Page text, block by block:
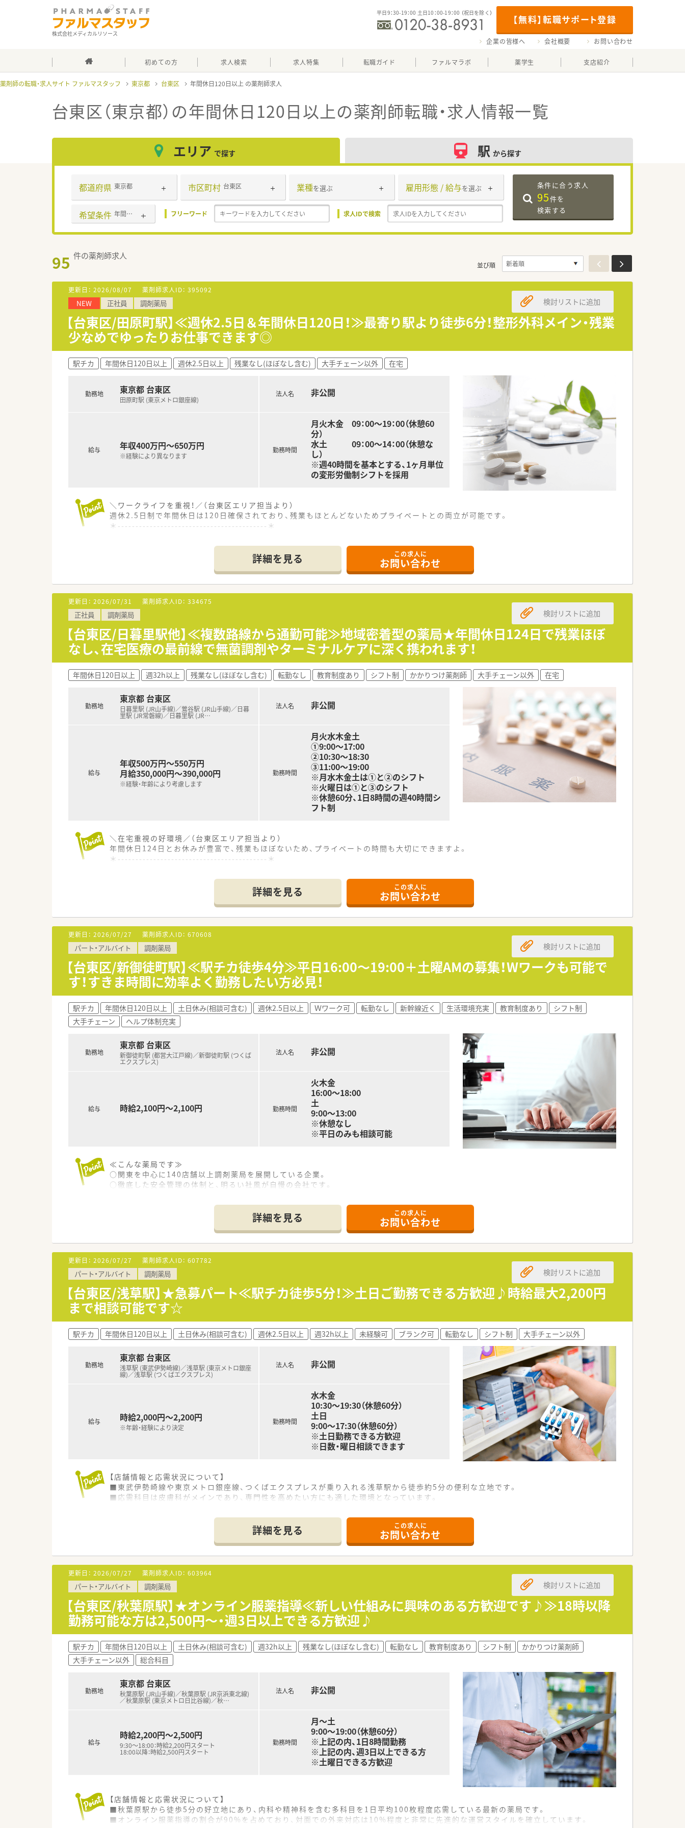
株式会社メディカルリソース
【無料】転職サポート登録
平日9：30-19：00 土日10：00-19：00 （祝日を除く）
企業の皆様へ 会社概要 お問い合わせ
初めての方 求人検索 求人特集 転職ガイド ファルマラボ 薬学生 支店紹介
薬剤師の転職・求人サイト ファルマスタッフ 東京都 台東区 年間休日120日以上
台東区（東京都）の年間休日120日以上の薬剤師転職・求人情報一覧
エリア で探す 駅 から探す
都道府県 東京都 市区町村 台東区 業種を選ぶ 雇用形態 / 給与を選ぶ
希望条件 年間休日120日以上 フリーワード 求人IDで検索
条件に合う求人
95件を
検索する
95 件の薬剤師求人
並び順
更新日： 2026/08/07 薬剤師求人ID： 395092
NEW 正社員 調剤薬局
【台東区/田原町駅】≪週休2.5日＆年間休日120日！≫最寄り駅より徒歩6分！整形外科メイン・残業
少なめでゆったりお仕事できます◎
検討リストに追加
駅チカ 年間休日120日以上 週休2.5日以上 残業なし(ほぼなし含む) 大手チェーン以外 在宅
勤務地 東京都 台東区
田原町駅 (東京メトロ銀座線)
給与 年収400万円～650万円
※経験により異なります
法人名 非公開
勤務時間
月火木金 09：00～19：00（休憩60
分）
水土 09：00～14：00（休憩な
し）
※週40時間を基本とする、1ヶ月単位
の変形労働制シフトを採用
＼ワークライフを重視！／（台東区エリア担当より）
週休2.5日制で年間休日は120日確保されており、残業もほとんどないためプライベートとの両立が可能です。
＊------------------------------------------＊
【店舗情報と応需状況について】
■東京メトロ銀座線の田原町駅から徒歩6分の場所にあり、通勤しやすく近隣の商業施設も利用しやすい便利な立地です。
■整形外科を中心に内科や消化器科などを応需しており、1日の処方箋枚数は約25枚と落ち着いて対応できる環境です。
■常時薬剤師1名と医療事務1名の体制となっており、常勤1名とパート2名の薬剤師が在籍して協力し合っています。
【法人特徴について】
■東京都内を中心として地域に密着した調剤薬局を8店舗展開しており、定期的な転勤がないため腰を据えて働けます。
■今後も的確な出店や店舗の買収を通じてさらなる事業拡大を検討しており、将来的な成長余地を十分に秘めた法人です。
■店舗ごとの独自性や考え方が尊重される社風であり、現場の意見を積極的に取り入れながらより良い運営を目指しています。
【想定される業務内容】
■処方箋に基づく調剤や監査および服薬指導を中心に行っていただき、薬剤師1名体制のため自分のペースで業務を進められます。
■身体が不自由で通院が難しい地域の患者様に対する居宅への在宅業務も行っており、地域医療に貢献する役割を担います。
■日常的な食事に関することや身体づくりに関する健康相談も承っており、患者様の幅広いお悩みに寄り添って対応します。
詳細を見る この求人に
お問い合わせ
更新日： 2026/07/31 薬剤師求人ID： 334675
正社員 調剤薬局
【台東区/日暮里駅他】≪複数路線から通勤可能≫地域密着型の薬局★年間休日124日で残業ほぼ
なし、在宅医療の最前線で無菌調剤やターミナルケアに深く携われます！
検討リストに追加
年間休日120日以上 週32h以上 残業なし(ほぼなし含む) 転勤なし 教育制度あり シフト制 かかりつけ薬剤師 大手チェーン以外 在宅
勤務地
東京都 台東区
日暮里駅 (JR山手線)／鶯谷駅 (JR山手線)／日暮
里駅 (JR常磐線)／日暮里駅 (JR…
給与
年収500万円～550万円
月給350,000円～390,000円
※経験・年齢により考慮します
法人名 非公開
勤務時間
月火水木金土
①9:00～17:00
②10:30～18:30
③11:00～19:00
※月水木金土は①と②のシフト
※火曜日は①と③のシフト
※休憩60分、1日8時間の週40時間シ
フト制
＼在宅重視の好環境／（台東区エリア担当より）
年間休日124日とお休みが豊富で、残業もほぼないため、プライベートの時間も大切にできますよ。
＊------------------------------------------＊
【店舗情報と応需状況について】
■最寄り駅である日暮里駅から徒歩10分ほどの距離に位置しており、毎日の通勤もしやすい立地です。
■内科や耳鼻科など幅広い科目を応需しつつ、1日約80枚から120枚の処方箋に対応しています。
■常勤薬剤師5名体制で運営しており、1日約200件の個人宅や5施設の在宅医療も支えています。
【求人情報について】
■正社員としての募集であり、年収は500万円から550万円の間で相談可能です。
■年間休日は124日確保されており、しっかり休息を取りながら長く働ける条件です。
■これまでのご経験やスキルを十分に考慮した上で給与額が最終決定されます。
【勤務実態について】
■残業時間を発生させない管理が徹底されており、終業後はすぐに帰宅できます。
■在宅業務での移動時は専属ドライバーが同行するため運転の心配は一切ありません。
■15時以降に翌日分の処方が届くため優先順位を立てて効率よく作業を進められます。
■無菌調剤やターミナルケアなど専門性の高い在宅知識を深めたい方に最適です。
■ワークライフバランスを重視して残業の少ない環境で働きたい方におすすめです。
■車の運転に自信がないものの在宅医療へ挑戦してみたい方にぴったりです。
詳細を見る この求人に
お問い合わせ
更新日： 2026/07/27 薬剤師求人ID： 670608
パート・アルバイト 調剤薬局
【台東区/新御徒町駅】≪駅チカ徒歩4分≫平日16:00～19:00＋土曜AMの募集！Wワークも可能で
す！すきま時間に効率よく勤務したい方必見！
検討リストに追加
駅チカ 年間休日120日以上 土日休み(相談可含む) 週休2.5日以上 Ｗワーク可 転勤なし 新幹線近く 生活環境充実 教育制度あり
シフト制
大手チェーン
ヘルプ体制充実
勤務地
東京都 台東区
新御徒町駅 (都営大江戸線)／新御徒町駅 (つくば
エクスプレス)
給与 時給2,100円～2,100円
法人名 非公開
勤務時間
火木金
16:00～18:00
土
9:00～13:00
※休憩なし
※平日のみも相談可能
≪こんな薬局です≫
○関東を中心に140店舗以上調剤薬局を展開している企業。
○徹底した安全管理の体制と、明るい社風が自慢の会社です。
○患者様からの厚い信頼が、高い実績となっています。
○システム関係が整っているので、ジェネリック提案の際も自動で金額差も出してくれるので、落ち着いて投薬できます。
○新御徒町駅から徒歩4分！アクセス抜群◎
○メインの応需科目は内科, 呼吸器科, 小児科です！
○処方箋枚数は1日30～40枚/日程度！比較的落ち着いている環境です
○幅広い年齢層が活躍されている店舗です！
詳細を見る この求人に
お問い合わせ
更新日： 2026/07/27 薬剤師求人ID： 607782
パート・アルバイト 調剤薬局
【台東区/浅草駅】★急募パート≪駅チカ徒歩5分！≫土日ご勤務できる方歓迎♪時給最大2,200円
まで相談可能です☆
検討リストに追加
駅チカ 年間休日120日以上 土日休み(相談可含む) 週休2.5日以上 週32h以上 未経験可 ブランク可 転勤なし シフト制 大手チェーン以外
勤務地
東京都 台東区
浅草駅 (東武伊勢崎線)／浅草駅 (東京メトロ銀座
線)／浅草駅 (つくばエクスプレス)
給与 時給2,000円～2,200円
※年齢・経験により決定
法人名 非公開
勤務時間
水木金
10:30～19:30（休憩60分）
土日
9:00～17:30（休憩60分）
※土日勤務できる方歓迎
※日数・曜日相談できます
【店舗情報と応需状況について】
■東武伊勢崎線や東京メトロ銀座線、つくばエクスプレスが乗り入れる浅草駅から徒歩約5分の便利な立地です。
■応需科目は皮膚科がメインであり、専門性を高めたい方にも適した環境となっています。
■関西を中心に140店舗以上の調剤薬局を展開し、患者様第一の理念で地域医療に貢献しています。
■代表は病院薬剤師や子育ての経験を持つ女性薬剤師であり、女性が働きやすい環境づくりに理解があります。
■医師の開業支援事業も手掛けており、クリニックの開院と同時に出店するため、医療機関との関係性が良好です。
【やりがい/おすすめポイント】
■浅草駅から徒歩圏内というアクセス抜群の好立地で、オープンしたばかりの新しい薬局で勤務できます。
■応需科目が皮膚科メインのため、外用薬の混合や服薬指導など、専門的なスキルを磨くことができます。
■女性の働き方に理解のある代表のもと、本部からの手厚いサポートを受けながら薬剤師業務に集中できます。
詳細を見る この求人に
お問い合わせ
更新日： 2026/07/27 薬剤師求人ID： 603964
パート・アルバイト 調剤薬局
【台東区/秋葉原駅】★オンライン服薬指導≪新しい仕組みに興味のある方歓迎です♪≫18時以降
勤務可能な方は2,500円～・週3日以上できる方歓迎♪
検討リストに追加
駅チカ 年間休日120日以上 土日休み(相談可含む) 週32h以上 残業なし(ほぼなし含む) 転勤なし 教育制度あり シフト制
かかりつけ薬剤師
大手チェーン以外
総合科目
勤務地
東京都 台東区
秋葉原駅 (JR山手線)／秋葉原駅 (JR京浜東北線)
／秋葉原駅 (東京メトロ日比谷線)／秋…
給与
時給2,200円～2,500円
9:30～18:00：時給2,200円スタート
18:00以降：時給2,500円スタート
法人名 非公開
勤務時間
月～土
9:00～19:00（休憩60分）
※上記の内、1日8時間勤務
※上記の内、週3日以上できる方
※土曜日できる方歓迎
【店舗情報と応需状況について】
■秋葉原駅から徒歩5分の好立地にあり、内科や精神科を含む多科目を1日平均100枚程度応需している最新の薬局です。
■オンライン服薬指導の割合が90%を占めており、対面での外来対応は10%程度と非常に先進的な運営スタイルを確立しています。